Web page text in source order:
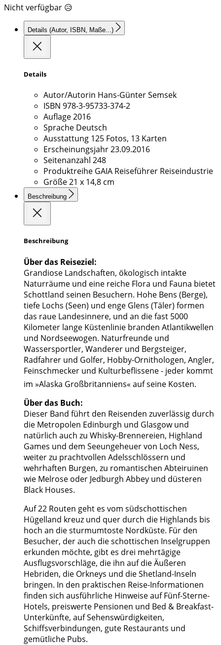
Nicht verfügbar 😥
Details (Autor, ISBN, Maße...)
Details
Autor/Autorin Hans-Günter Semsek
ISBN 978-3-95733-374-2
Auflage2016
Sprache Deutsch
Ausstattung 125 Fotos, 13 Karten
Erscheinungsjahr23.09.2016
Seitenanzahl 248
Produktreihe GAIA Reiseführer Reiseindustrie
Größe21 x 14,8 cm
Beschreibung
Beschreibung
Über das Reiseziel:
Grandiose Landschaften, ökologisch intakte
Naturräume und eine reiche Flora und Fauna bietet
Schottland seinen Besuchern. Hohe Bens (Berge),
tiefe Lochs (Seen) und enge Glens (Täler) formen
das raue Landesinnere, und an die fast 5000
Kilometer lange Küstenlinie branden Atlantikwellen
und Nordseewogen. Naturfreunde und
Wassersportler, Wanderer und Bergsteiger,
Radfahrer und Golfer, Hobby-Ornithologen, Angler,
Feinschmecker und Kulturbeflissene - jeder kommt
im »Alaska Großbritanniens« auf seine Kosten.
Über das Buch:
Dieser Band führt den Reisenden zuverlässig durch
die Metropolen Edinburgh und Glasgow und
natürlich auch zu Whisky-Brennereien, Highland
Games und dem Seeungeheuer von Loch Ness,
weiter zu prachtvollen Adelsschlössern und
wehrhaften Burgen, zu romantischen Abteiruinen
wie Melrose oder Jedburgh Abbey und düsteren
Black Houses.
Auf 22 Routen geht es vom südschottischen
Hügelland kreuz und quer durch die Highlands bis
hoch an die sturmumtoste Nordküste. Für den
Besucher, der auch die schottischen Inselgruppen
erkunden möchte, gibt es drei mehrtägige
Ausflugsvorschläge, die ihn auf die Äußeren
Hebriden, die Orkneys und die Shetland-Inseln
bringen. In den praktischen Reise-Informationen
finden sich ausführliche Hinweise auf Fünf-Sterne-
Hotels, preiswerte Pensionen und Bed & Breakfast-
Unterkünfte, auf Sehenswürdigkeiten,
Schiffsverbindungen, gute Restaurants und
gemütliche Pubs.